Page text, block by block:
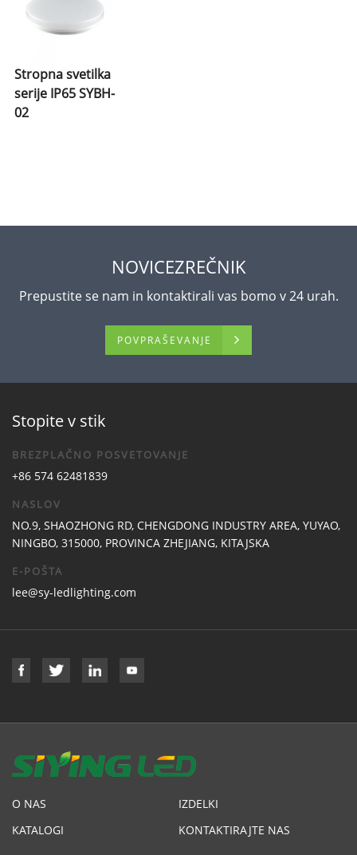
Stropna svetilka
serije IP65 SYBH-
02
NOVICEZREČNIK
Prepustite se nam in kontaktirali vas bomo v 24 urah.
POVPRAŠEVANJE
Stopite v stik
BREZPLAČNO POSVETOVANJE
+86 574 62481839
NASLOV
NO.9, SHAOZHONG RD, CHENGDONG INDUSTRY AREA, YUYAO,
NINGBO, 315000, PROVINCA ZHEJIANG, KITAJSKA
E-POŠTA
lee@sy-ledlighting.com
O NAS
IZDELKI
KATALOGI
KONTAKTIRAJTE NAS